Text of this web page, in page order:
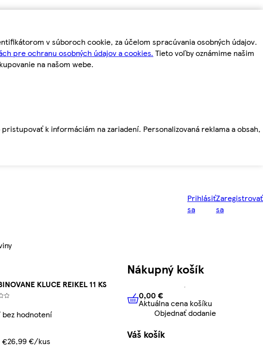
v súboroch cookie, za účelom spracúvania osobných údajov.
pre ochranu osobných údajov a cookies. Tieto voľby oznámime našim
na našom webe.
k informáciám na zariadení. Personalizovaná reklama a obsah,
Prihlásiť
sa
Zaregistrovať
sa
KLUCE REIKEL 11 KS
hodnotení
€26,99 €/kus
Nákupný košík
0,00 € Aktuálna cena košíku
0,00 €
Aktuálna cena košíku
Objednať dodanie
Váš košík